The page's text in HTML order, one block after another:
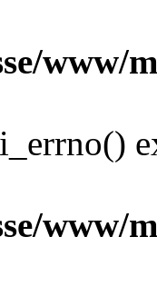
www/
www/